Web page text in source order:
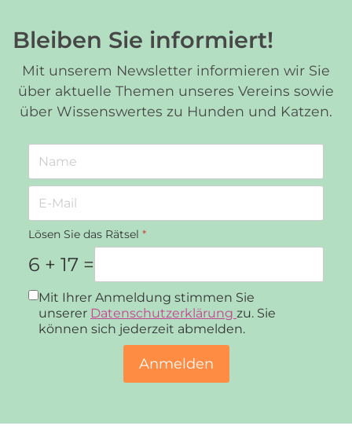
Bleiben Sie informiert!
Mit unserem Newsletter informieren wir Sie
über aktuelle Themen unseres Vereins sowie
über Wissenswertes zu Hunden und Katzen.
Lösen Sie das Rätsel *
6 + 17 =
Datenschutz*
Mit Ihrer Anmeldung stimmen Sie
unserer Datenschutzerklärung zu. Sie
können sich jederzeit abmelden.
Anmelden